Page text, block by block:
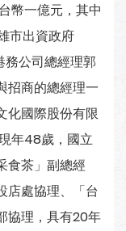
幣一億元，其中
市出資政府
公司總經理郭
招商的總經理一
化國際股份有限
年48歲，國立
食茶」副總經
店處協理、「台
協理，具有20年